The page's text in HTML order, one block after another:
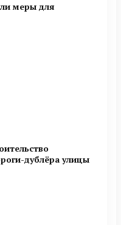
меры для
дублёра улицы